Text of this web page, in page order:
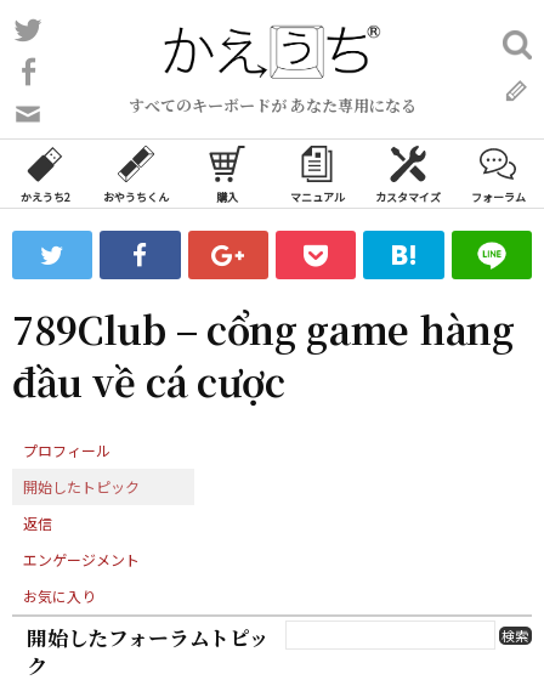
コ
ン
ン
ツ
ス
ッ
プ
すべてのキーボードが あなた専用になる
い
合
わ
フ
ォ
ム
検
索:
かえうち2 おやうちくん 購入 マニュアル カスタマイズ フォーラム
789Club – cổng game hàng
đầu về cá cược
プロフィール
開始したトピック
返信
エンゲージメント
お気に入り
開始したフォーラムトピッ
ク